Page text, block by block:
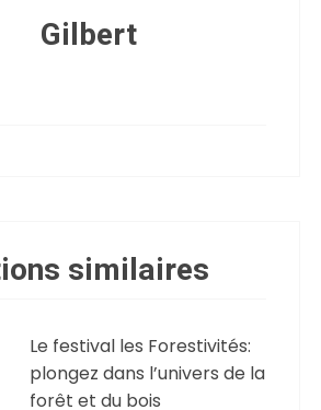
Gilbert
similaires
Le festival les Forestivités:
plongez dans l’univers de la
forêt et du bois